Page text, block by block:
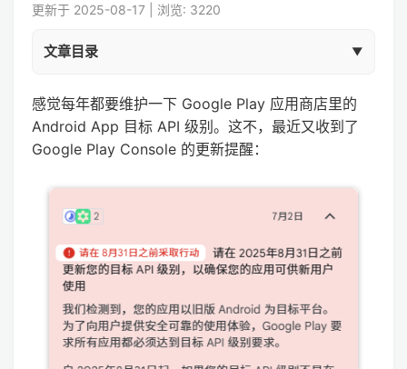
更新于 2025-08-17 | 浏览: 3220
文章目录
感觉每年都要维护一下 Google Play 应用商店里的
Android App 目标 API 级别。这不，最近又收到了
Google Play Console 的更新提醒：